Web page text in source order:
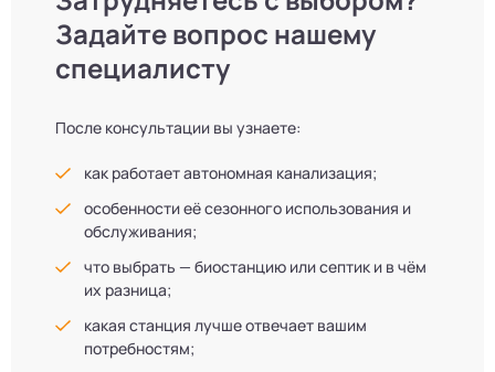
Задайте вопрос нашему
специалисту
После консультации вы узнаете:
как работает автономная канализация;
особенности её сезонного использования и
обслуживания;
что выбрать — биостанцию или септик и в чём
их разница;
какая станция лучше отвечает вашим
потребностям;